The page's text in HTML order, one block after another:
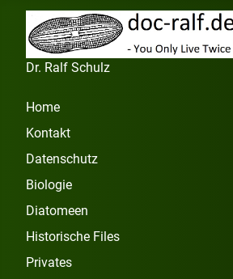
Dr. Ralf Schulz
Home
Kontakt
Datenschutz
Biologie
Diatomeen
Historische Files
Privates